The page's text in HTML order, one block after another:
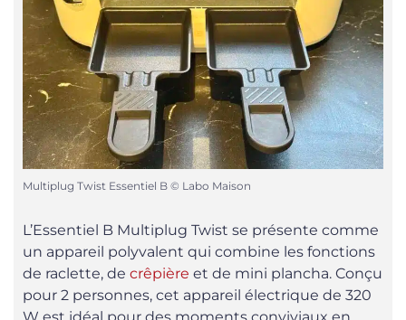
Multiplug Twist Essentiel B © Labo Maison
L’Essentiel B Multiplug Twist se présente comme
un appareil polyvalent qui combine les fonctions
de raclette, de crêpière et de mini plancha. Conçu
pour 2 personnes, cet appareil électrique de 320
W est idéal pour des moments conviviaux en